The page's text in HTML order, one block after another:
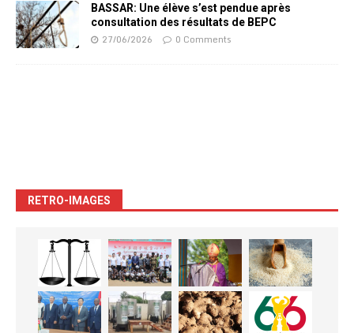
BASSAR: Une élève s’est pendue après
consultation des résultats de BEPC
27/06/2026 0 Comments
RETRO-IMAGES